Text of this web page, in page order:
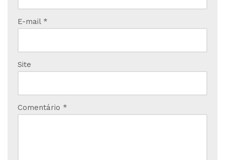
E-mail *
Site
Comentário *